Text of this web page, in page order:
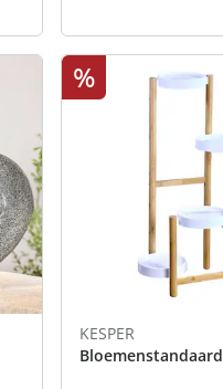
%
KESPER
Bloemenstandaard